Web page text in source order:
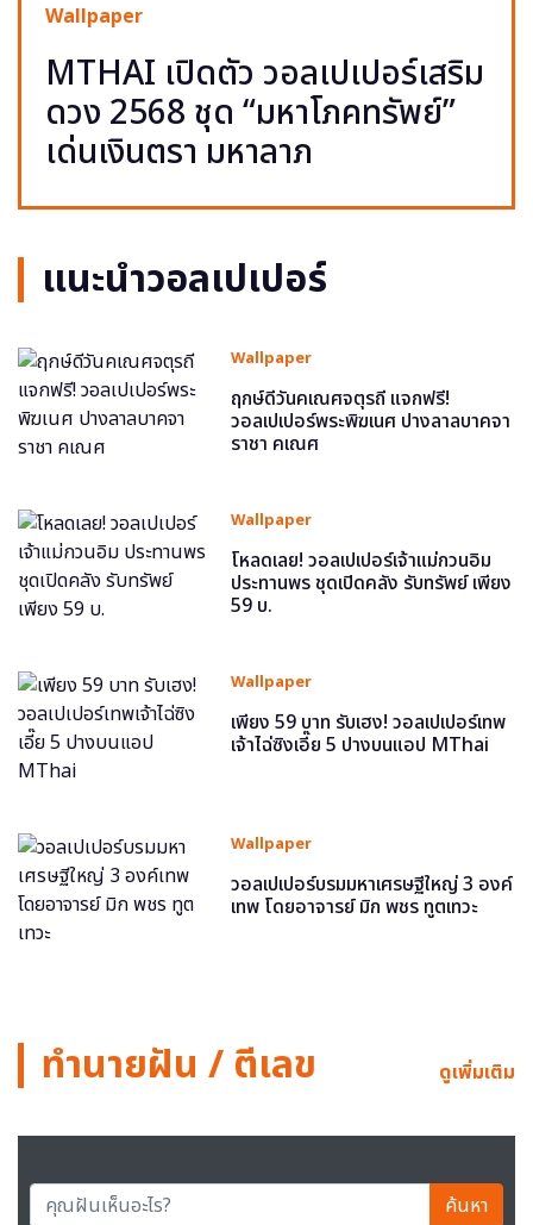
Wallpaper
MTHAI เปิดตัว วอลเปเปอร์เสริม
ดวง 2568 ชุด “มหาโภคทรัพย์”
เด่นเงินตรา มหาลาภ
แนะนำวอลเปเปอร์
Wallpaper
ฤกษ์ดีวันคเณศจตุรถี แจกฟรี!
วอลเปเปอร์พระพิฆเนศ ปางลาลบาคจา
ราชา คเณศ
Wallpaper
โหลดเลย! วอลเปเปอร์เจ้าแม่กวนอิม
ประทานพร ชุดเปิดคลัง รับทรัพย์ เพียง
59 บ.
Wallpaper
เพียง 59 บาท รับเฮง! วอลเปเปอร์เทพ
เจ้าไฉ่ซิงเอี๊ย 5 ปางบนแอป MThai
Wallpaper
วอลเปเปอร์บรมมหาเศรษฐีใหญ่ 3 องค์
เทพ โดยอาจารย์ มิก พชร ทูตเทวะ
ทำนายฝัน / ตีเลข ดูเพิ่มเติม
ค้นหา